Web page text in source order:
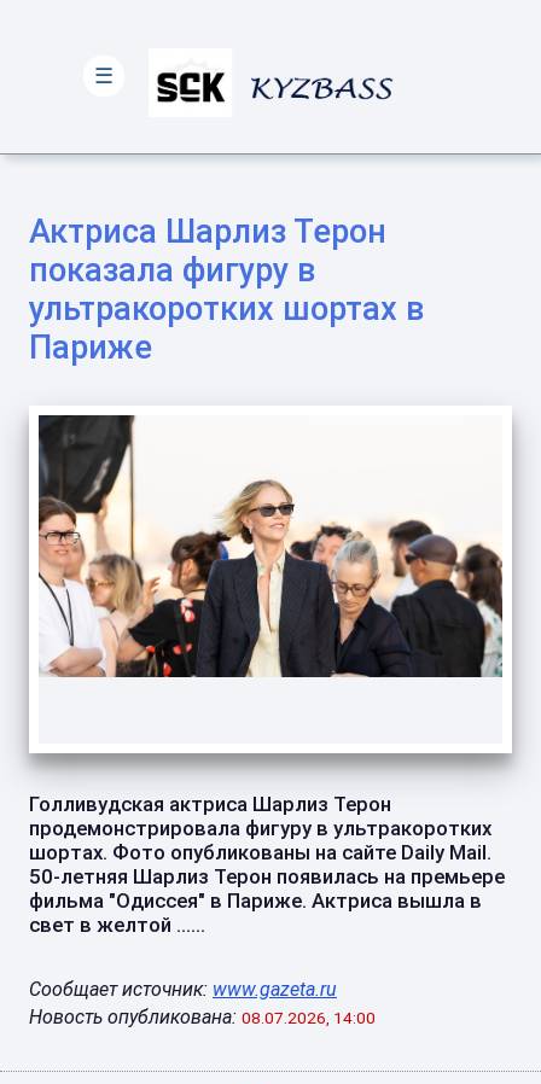
Актриса Шарлиз Терон
показала фигуру в
ультракоротких шортах в
Париже
Голливудская актриса Шарлиз Терон
продемонстрировала фигуру в ультракоротких
шортах. Фото опубликованы на сайте Daily Mail.
50-летняя Шарлиз Терон появилась на премьере
фильма "Одиссея" в Париже. Актриса вышла в
свет в желтой ......
Сообщает источник: www.gazeta.ru
Новость опубликована: 08.07.2026, 14:00
☰